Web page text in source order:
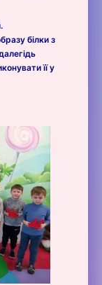
білки з
її у